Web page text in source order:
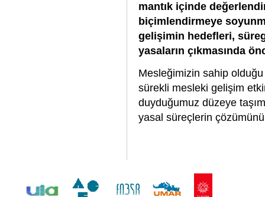
mantık içinde
biçimlendirmeye
gelişimin hedefleri,
yasaların çıkmasında
Mesleğimizin sahip
sürekli mesleki gelişim
duyduğumuz düzeye
yasal süreçlerin